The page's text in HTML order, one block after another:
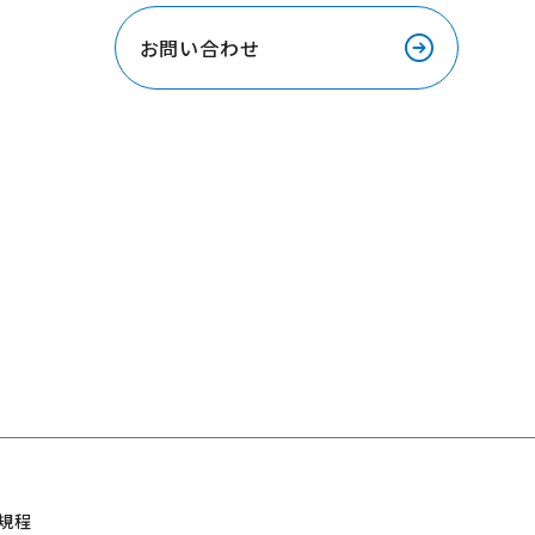
お問い合わせ
程